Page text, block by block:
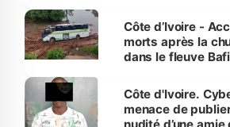
Côte d’Ivoire -
morts après la
dans le fleuve
des Transports
Côte d'Ivoire.
menace de